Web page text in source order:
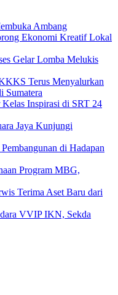
Ambang
Ekonomi Kreatif Lokal
Gelar Lomba Melukis
Terus Menyalurkan
Sumatera
Inspirasi di SRT 24
Jaya Kunjungi
di Hadapan
Program MBG,
Terima Aset Baru dari
VVIP IKN, Sekda